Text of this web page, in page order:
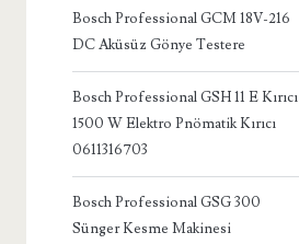
Bosch Professional GCM 18V-216
DC Aküsüz Gönye Testere
Bosch Professional GSH 11 E Kırıcı
1500 W Elektro Pnömatik Kırıcı
0611316703
Bosch Professional GSG 300
Sünger Kesme Makinesi